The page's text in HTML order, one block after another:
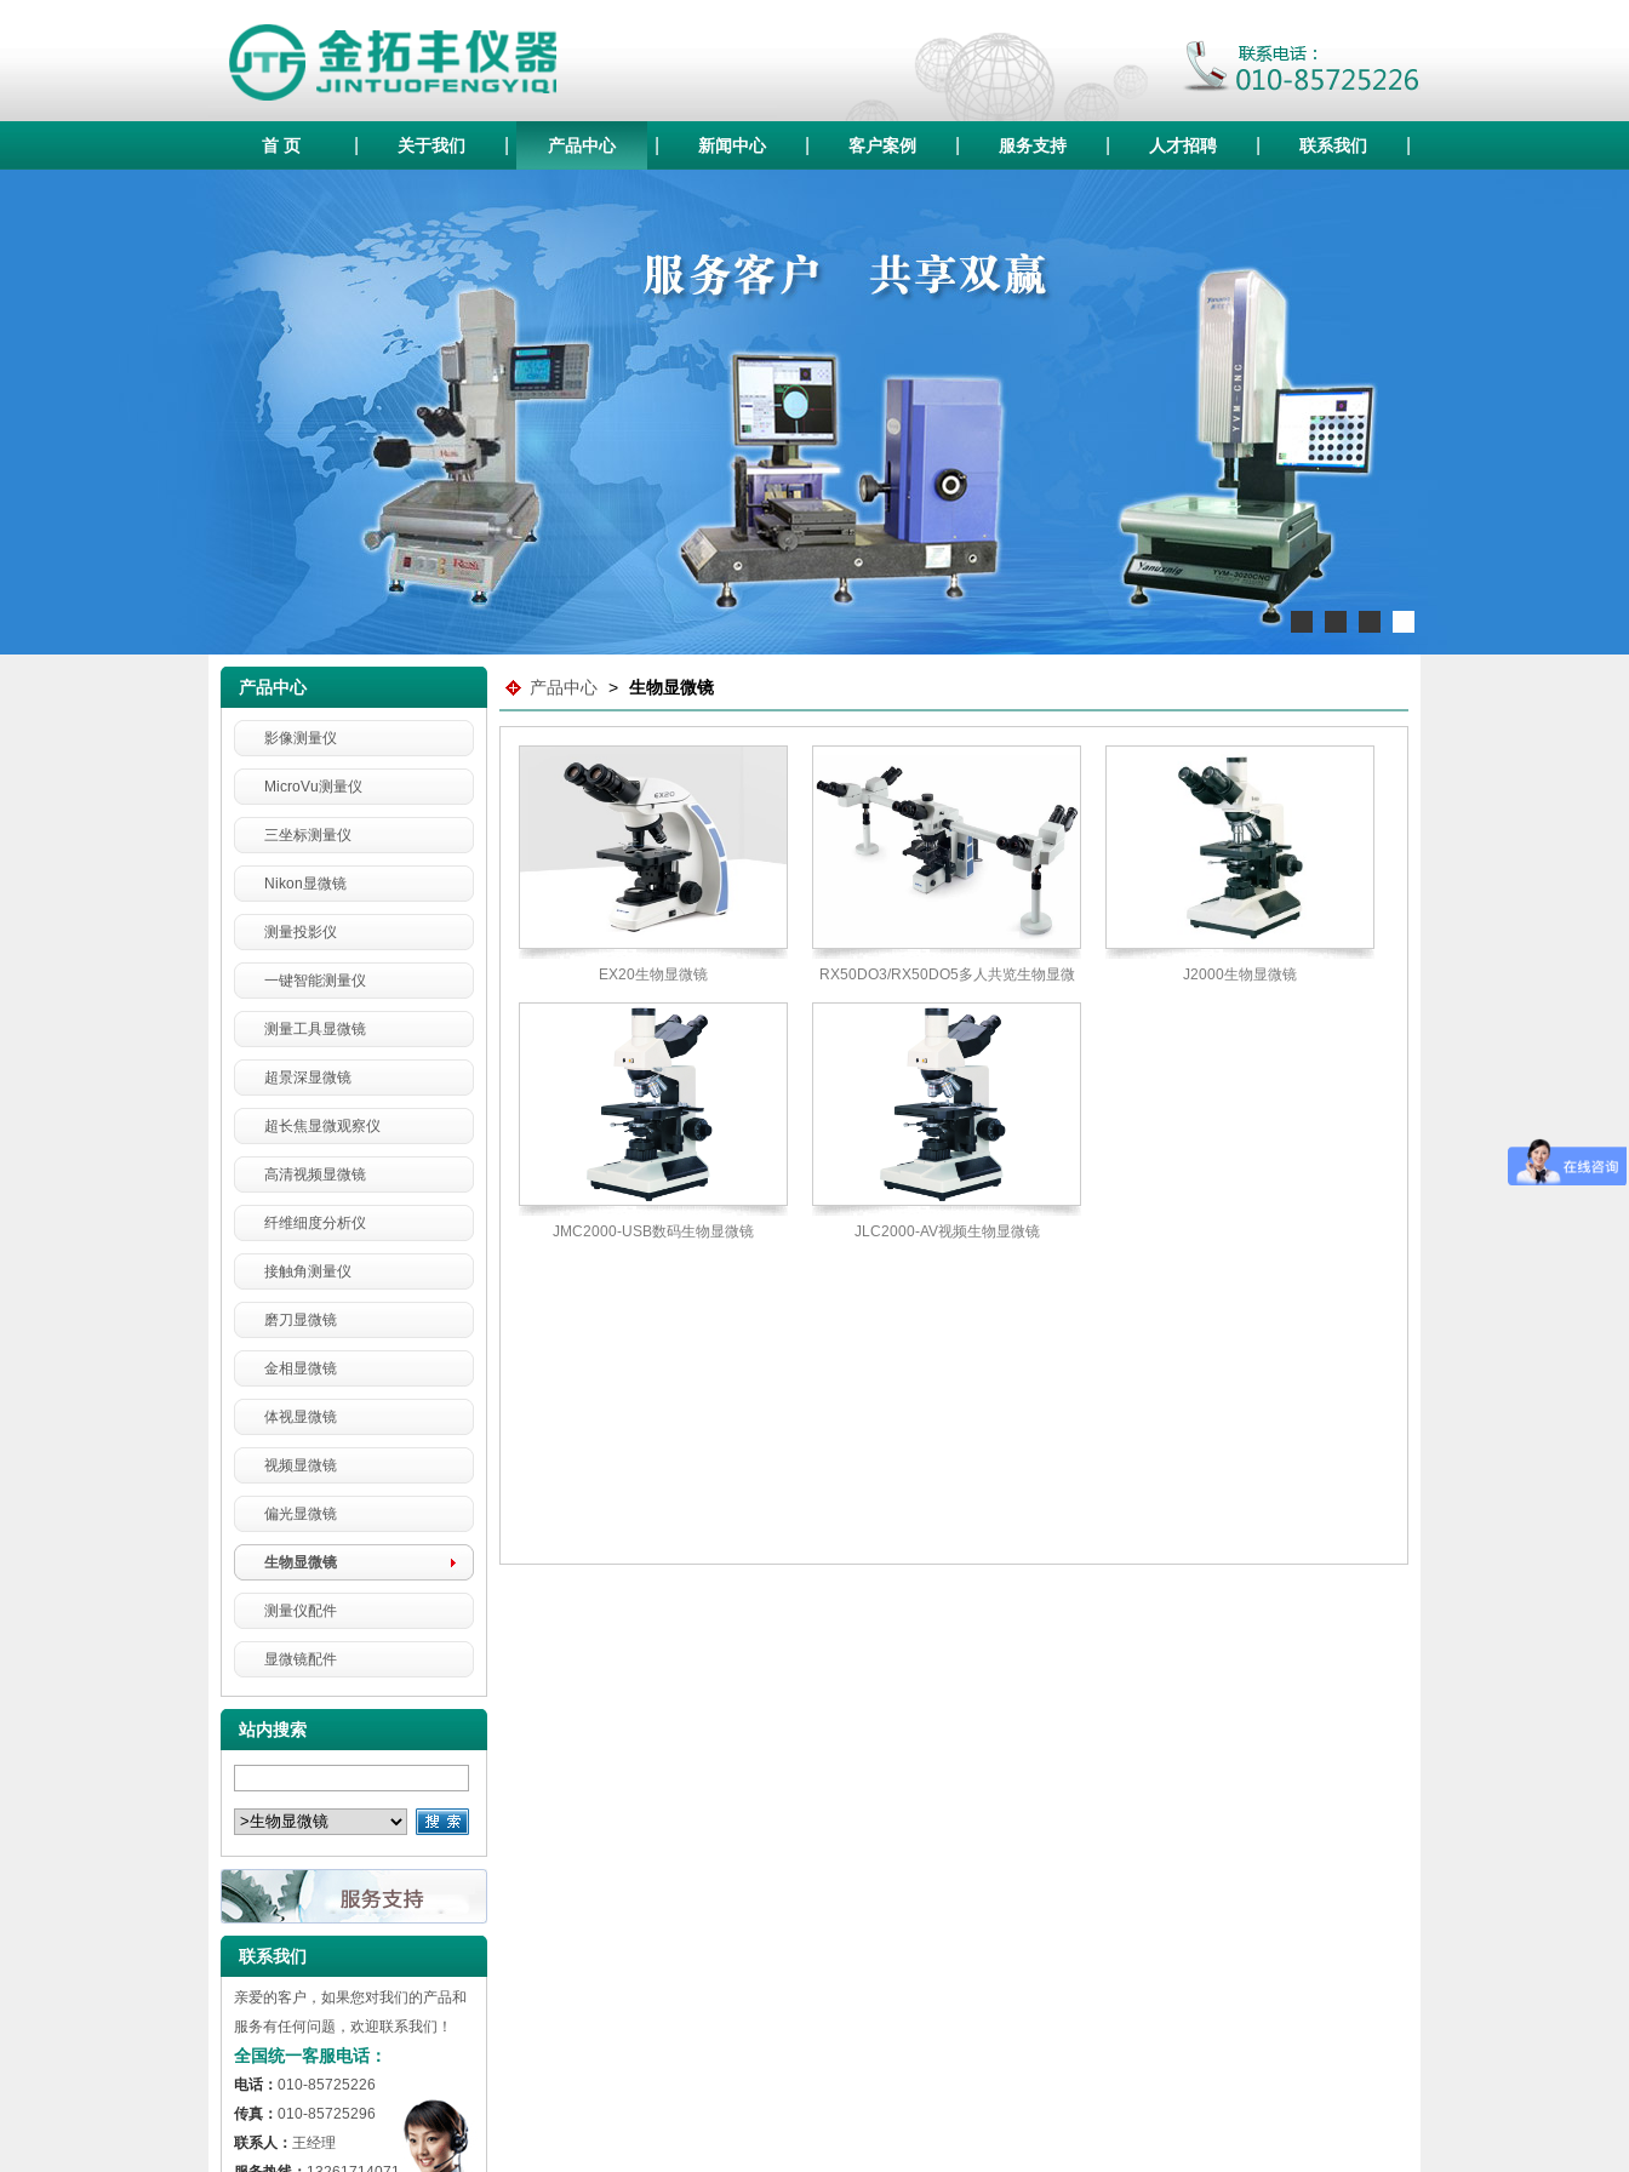
首 页 关于我们 产品中心 新闻中心 客户案例 服务支持 人才招聘 联系我们
产品中心
影像测量仪
MicroVu测量仪
三坐标测量仪
Nikon显微镜
测量投影仪
一键智能测量仪
测量工具显微镜
超景深显微镜
超长焦显微观察仪
高清视频显微镜
纤维细度分析仪
接触角测量仪
磨刀显微镜
金相显微镜
体视显微镜
视频显微镜
偏光显微镜
生物显微镜
测量仪配件
显微镜配件
站内搜索
联系我们
亲爱的客户，如果您对我们的产品和
服务有任何问题，欢迎联系我们！
全国统一客服电话：
电话： 010-85725226
传真： 010-85725296
联系人： 王经理
产品中心 > 生物显微镜
EX20生物显微镜
RX50DO3/RX50DO5多人共览生物显微
镜
J2000生物显微镜
JMC2000-USB数码生物显微镜 JLC2000-AV视频生物显微镜